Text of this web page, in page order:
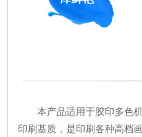
本产品适用于胶印多色
印刷基质，是印刷各种高档